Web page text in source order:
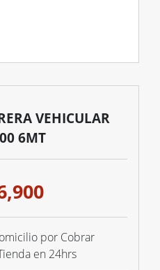
VEHICULAR
6MT
por Cobrar
en 24hrs